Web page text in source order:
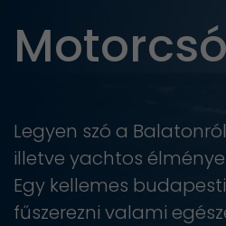
Legyen szó a
illetve yachtos
Egy kellemes
fűszerezni valami